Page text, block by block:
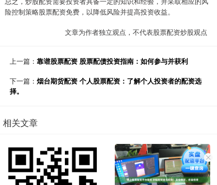
险控制策略股票配资免费，以降低风险并提高投资收益。
文章为作者独立观点，不代表股票配资炒股观点
上一篇： 靠谱股票配资 股票配债投资指南：如何参与并获利
下一篇： 烟台期货配资 个人股票配资：了解个人投资者的配资选
择。
相关文章